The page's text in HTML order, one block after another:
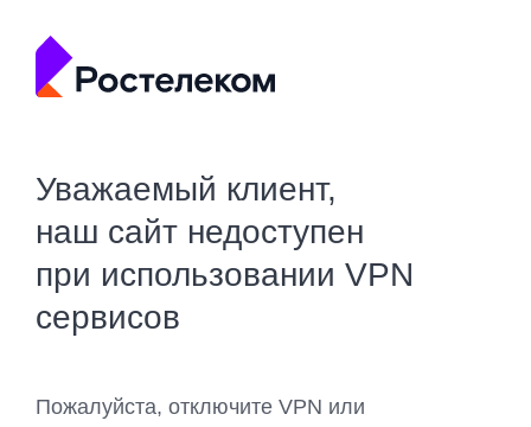
Уважаемый клиент,
наш сайт недоступен
при использовании VPN
сервисов
Пожалуйста, отключите VPN или